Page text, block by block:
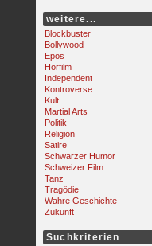
weitere...
Blockbuster
Bollywood
Epos
Hörfilm
Independent
Kontroverse
Kult
Martial Arts
Politik
Religion
Satire
Schwarzer Humor
Schweizer Film
Tanz
Tragödie
Wahre Geschichte
Zukunft
Suchkriterien